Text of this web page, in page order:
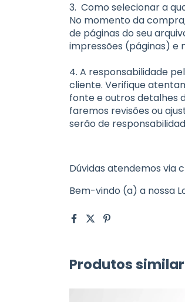
3. Como selecionar a
No momento da
de páginas do seu
impressões (páginas) e
4. A responsabilidade
cliente. Verifique
fonte e outros detalhes
faremos revisões ou
serão de
Dúvidas atendemos via
Bem-vindo (a) a nossa
Produtos